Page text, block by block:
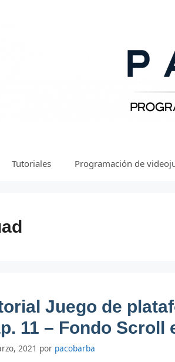
Tutoriales Programación de
Juego de
11 – Fondo
2021 por pacobarba